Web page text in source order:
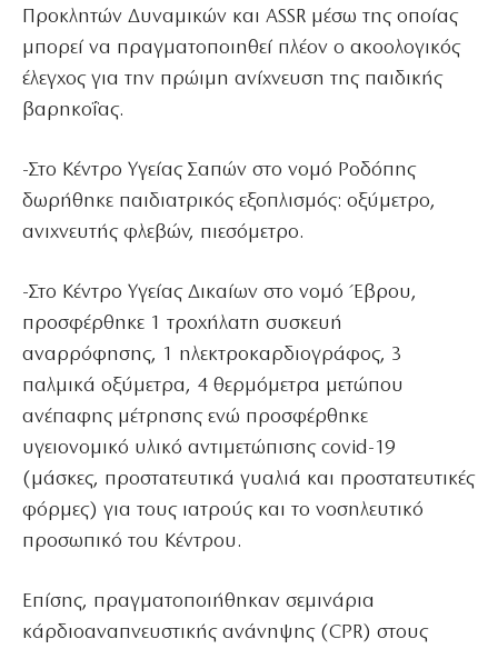
Προκλητών Δυναμικών και ASSR μέσω της οποίας
μπορεί να πραγματοποιηθεί πλέον ο ακοολογικός
έλεγχος για την πρώιμη ανίχνευση της παιδικής
βαρηκοΐας.
-Στο Κέντρο Υγείας Σαπών στο νομό Ροδόπης
δωρήθηκε παιδιατρικός εξοπλισμός: οξύμετρο,
ανιχνευτής φλεβών, πιεσόμετρο.
-Στο Κέντρο Υγείας Δικαίων στο νομό Έβρου,
προσφέρθηκε 1 τροχήλατη συσκευή
αναρρόφησης, 1 ηλεκτροκαρδιογράφος, 3
παλμικά οξύμετρα, 4 θερμόμετρα μετώπου
ανέπαφης μέτρησης ενώ προσφέρθηκε
υγειονομικό υλικό αντιμετώπισης covid-19
(μάσκες, προστατευτικά γυαλιά και προστατευτικές
φόρμες) για τους ιατρούς και το νοσηλευτικό
προσωπικό του Κέντρου.
Επίσης, πραγματοποιήθηκαν σεμινάρια
κάρδιοαναπνευστικής ανάνηψης (CPR) στους